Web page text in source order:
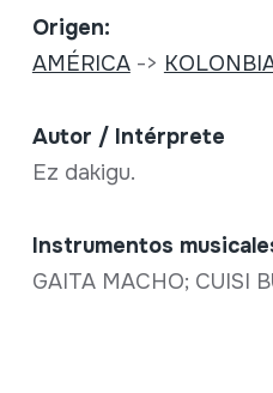
Origen:
AMÉRICA->
Autor / Intérprete
Ez dakigu.
Instrumentos
GAITA MACHO; CUISI